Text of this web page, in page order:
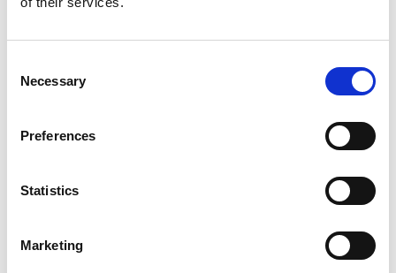
Selection
Necessary
Preferences
Statistics
Marketing
Horus 54